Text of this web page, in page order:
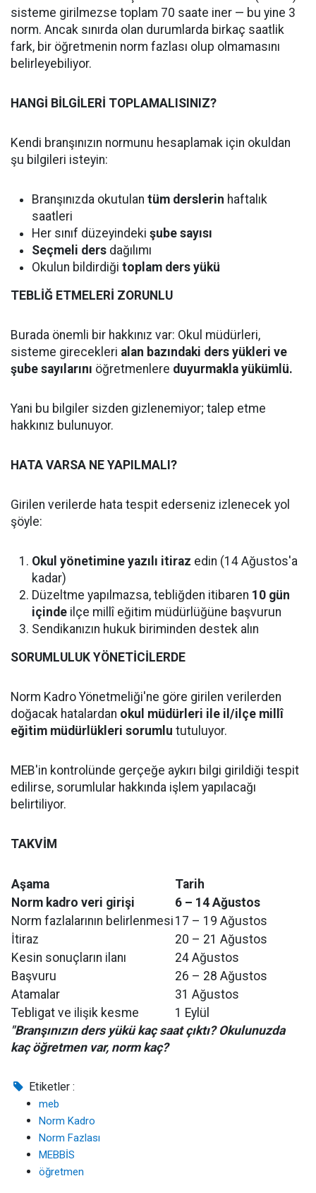
sisteme girilmezse toplam 70 saate iner — bu yine 3
norm. Ancak sınırda olan durumlarda birkaç saatlik
fark, bir öğretmenin norm fazlası olup olmamasını
belirleyebiliyor.
HANGİ BİLGİLERİ TOPLAMALISINIZ?
Kendi branşınızın normunu hesaplamak için okuldan
şu bilgileri isteyin:
Branşınızda okutulan tüm derslerin haftalık
saatleri
Her sınıf düzeyindeki şube sayısı
Seçmeli ders dağılımı
Okulun bildirdiği toplam ders yükü
TEBLİĞ ETMELERİ ZORUNLU
Burada önemli bir hakkınız var: Okul müdürleri,
sisteme girecekleri alan bazındaki ders yükleri ve
şube sayılarını öğretmenlere duyurmakla yükümlü.
Yani bu bilgiler sizden gizlenemiyor; talep etme
hakkınız bulunuyor.
HATA VARSA NE YAPILMALI?
Girilen verilerde hata tespit ederseniz izlenecek yol
şöyle:
Okul yönetimine yazılı itiraz edin (14 Ağustos'a
kadar)
Düzeltme yapılmazsa, tebliğden itibaren 10 gün
içinde ilçe millî eğitim müdürlüğüne başvurun
Sendikanızın hukuk biriminden destek alın
SORUMLULUK YÖNETİCİLERDE
Norm Kadro Yönetmeliği'ne göre girilen verilerden
doğacak hatalardan okul müdürleri ile il/ilçe millî
eğitim müdürlükleri sorumlu tutuluyor.
MEB'in kontrolünde gerçeğe aykırı bilgi girildiği tespit
edilirse, sorumlular hakkında işlem yapılacağı
belirtiliyor.
TAKVİM
Aşama
Tarih
Norm kadro veri girişi
6 – 14 Ağustos
Norm fazlalarının belirlenmesi 17 – 19 Ağustos
İtiraz
20 – 21 Ağustos
Kesin sonuçların ilanı
24 Ağustos
Başvuru
26 – 28 Ağustos
Atamalar
31 Ağustos
Tebligat ve ilişik kesme
1 Eylül
"Branşınızın ders yükü kaç saat çıktı? Okulunuzda
kaç öğretmen var, norm kaç?
Etiketler :
meb
Norm Kadro
Norm Fazlası
MEBBİS
öğretmen